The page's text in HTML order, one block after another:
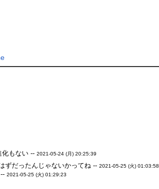
化もない --2021-05-24 (月) 20:25:39
ずだったんじゃないかってね --2021-05-25 (火) 01:03:58
--2021-05-25 (火) 01:29:23